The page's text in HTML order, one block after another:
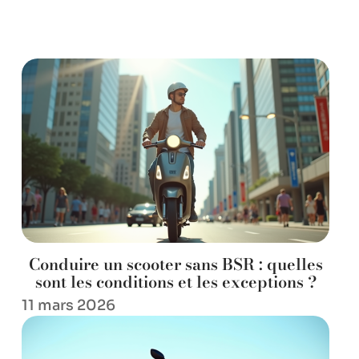
Conduire un scooter sans BSR : quelles
sont les conditions et les exceptions ?
11 mars 2026